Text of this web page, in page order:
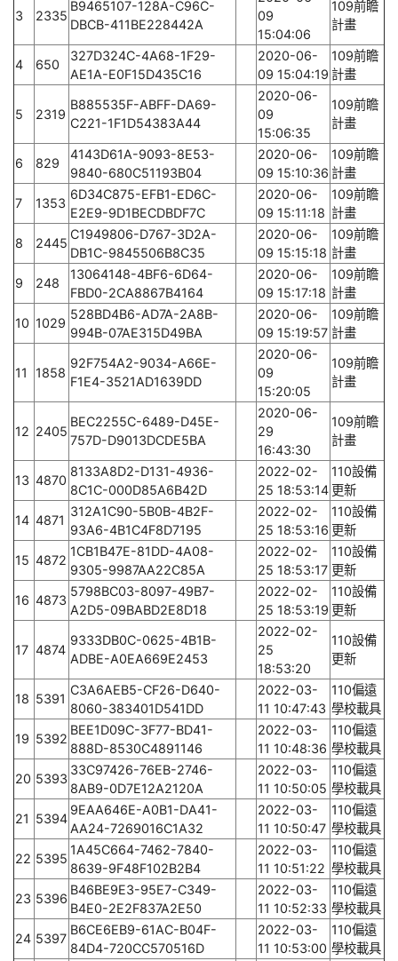
3 2335
B9465107-128A-C96C-
DBCB-411BE228442A
09
15:04:06
109前瞻
計畫
4 650
327D324C-4A68-1F29-
AE1A-E0F15D435C16
2020-06-
09 15:04:19
109前瞻
計畫
5 2319
B885535F-ABFF-DA69-
C221-1F1D54383A44
2020-06-
09
15:06:35
109前瞻
計畫
6 829
4143D61A-9093-8E53-
9840-680C51193B04
2020-06-
09 15:10:36
109前瞻
計畫
7
1353
6D34C875-EFB1-ED6C-
E2E9-9D1BECDBDF7C
2020-06-
09 15:11:18
109前瞻
計畫
8
2445
C1949806-D767-3D2A-
DB1C-9845506B8C35
2020-06-
09 15:15:18
109前瞻
計畫
9
248
13064148-4BF6-6D64-
FBD0-2CA8867B4164
2020-06-
09 15:17:18
109前瞻
計畫
10 1029
528BD4B6-AD7A-2A8B-
994B-07AE315D49BA
2020-06-
09 15:19:57
109前瞻
計畫
11 1858
92F754A2-9034-A66E-
F1E4-3521AD1639DD
2020-06-
09
15:20:05
109前瞻
計畫
12 2405
BEC2255C-6489-D45E-
757D-D9013DCDE5BA
2020-06-
29
16:43:30
109前瞻
計畫
13 4870
8133A8D2-D131-4936-
8C1C-000D85A6B42D
2022-02-
25 18:53:14
110設備
更新
14 4871
312A1C90-5B0B-4B2F-
93A6-4B1C4F8D7195
2022-02-
25 18:53:16
110設備
更新
15 4872
1CB1B47E-81DD-4A08-
9305-9987AA22C85A
2022-02-
25 18:53:17
110設備
更新
16 4873
5798BC03-8097-49B7-
A2D5-09BABD2E8D18
2022-02-
25 18:53:19
110設備
更新
17 4874
9333DB0C-0625-4B1B-
ADBE-A0EA669E2453
2022-02-
25
18:53:20
110設備
更新
18 5391
C3A6AEB5-CF26-D640-
8060-383401D541DD
2022-03-
11 10:47:43
110偏遠
學校載具
19 5392
BEE1D09C-3F77-BD41-
888D-8530C4891146
2022-03-
11 10:48:36
110偏遠
學校載具
20 5393
33C97426-76EB-2746-
8AB9-0D7E12A2120A
2022-03-
11 10:50:05
110偏遠
學校載具
21 5394
9EAA646E-A0B1-DA41-
AA24-7269016C1A32
2022-03-
11 10:50:47
110偏遠
學校載具
22 5395
1A45C664-7462-7840-
8639-9F48F102B2B4
2022-03-
11 10:51:22
110偏遠
學校載具
23 5396
B46BE9E3-95E7-C349-
B4E0-2E2F837A2E50
2022-03-
11 10:52:33
110偏遠
學校載具
24 5397
B6CE6EB9-61AC-B04F-
84D4-720CC570516D
2022-03-
11 10:53:00
110偏遠
學校載具